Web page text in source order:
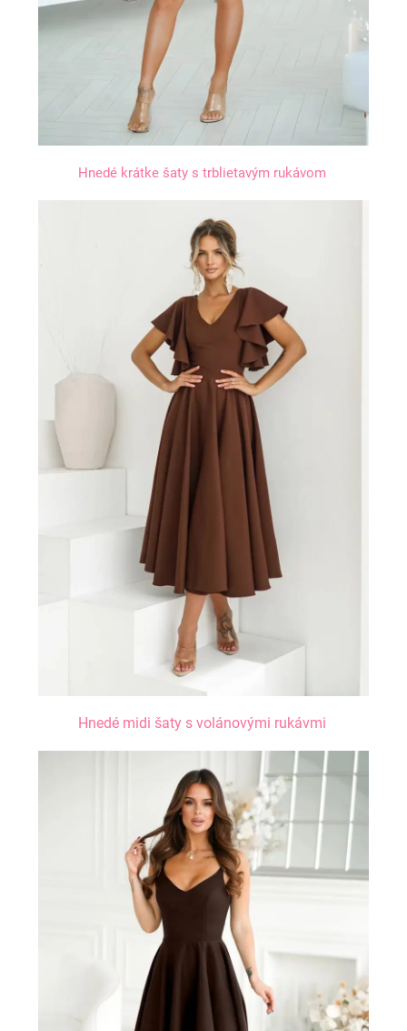
Hnedé krátke šaty s trblietavým rukávom
Hnedé midi šaty s volánovými rukávmi